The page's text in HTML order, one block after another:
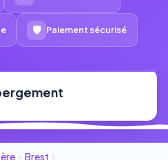
🛡 Paiement sécurisé
Brest